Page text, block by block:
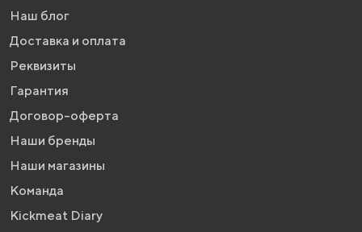
Наш блог
Доставка и оплата
Реквизиты
Гарантия
Договор-оферта
Наши бренды
Наши магазины
Команда
Kickmeat Diary